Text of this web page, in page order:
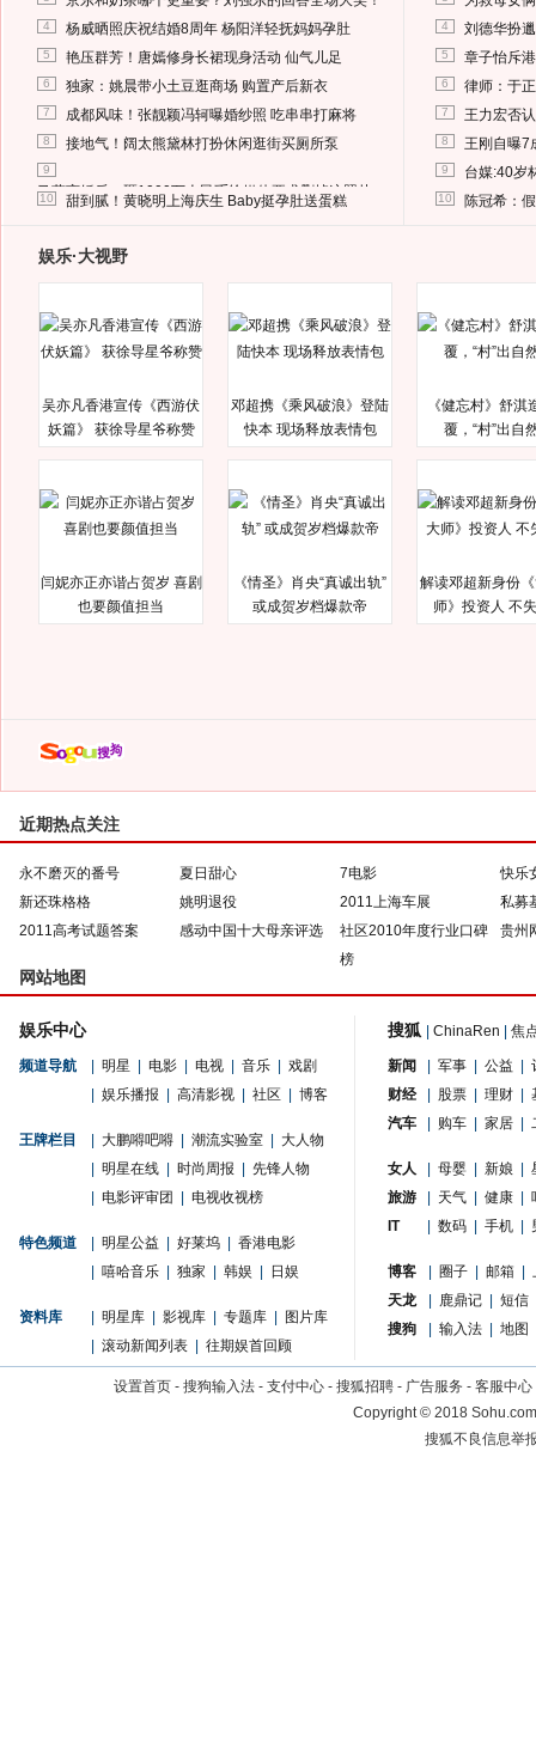
4 杨威晒照庆祝结婚8周年 杨阳洋轻抚妈妈孕肚
5 艳压群芳！唐嫣修身长裙现身活动 仙气儿足
6 独家：姚晨带小土豆逛商场 购置产后新衣
7 成都风味！张靓颖冯轲曝婚纱照 吃串串打麻将
8 接地气！阔太熊黛林打扮休闲逛街买厕所泵
9
马蓉离婚后，砸1000万人民币给媒体要求删掉这照片
10 甜到腻！黄晓明上海庆生 Baby挺孕肚送蛋糕
4 刘德华扮
5 章子怡斥
6 律师：于
7 王力宏否
8 王刚自曝7
9 台媒:40岁
10 陈冠希：
娱乐·大视野
吴亦凡香港宣传《西游伏
妖篇》 获徐导星爷称赞
邓超携《乘风破浪》登陆
快本 现场释放表情包
《健忘村》舒淇
覆，“村”出自
闫妮亦正亦谐占贺岁 喜剧
也要颜值担当
《情圣》肖央“真诚出轨”
或成贺岁档爆款帝
解读邓超新身份
师》投资人 不
近期热点关注
永不磨灭的番号 夏日甜心 7电影
快乐
新还珠格格
姚明退役 2011上海车展
私募
2011高考试题答案
感动中国十大母亲评选
社区2010年度行业口碑
榜
贵州
网站地图
娱乐中心
频道导航 明星 电影 电视 音乐
戏剧
娱乐播报 高清影视 社区 博客
王牌栏目 大鹏嘚吧嘚 潮流实验室
大人物
明星在线 时尚周报
先锋人物
电影评审团 电视收视榜
特色频道 明星公益 好莱坞
香港电影
嘻哈音乐 独家 韩娱 日娱
资料库 明星库 影视库 专题库
图片库
滚动新闻列表 往期娱首回顾
搜狐 ChinaRen 焦
新闻 军事 公益
财经
股票 理财
汽车
购车 家居
女人 母婴 新娘
旅游
天气 健康
IT
数码 手机
博客 圈子 邮箱
天龙
鹿鼎记
短信
搜狗
输入法 地图
设置首页 - 搜狗输入法 - 支付中心 - 搜狐招聘 - 广告服务 - 客服中心
Copyright©2018
搜狐不良信息举